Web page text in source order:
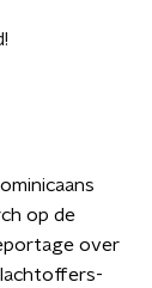
op de
over